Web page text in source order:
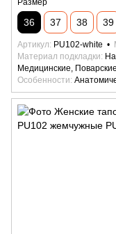
Размер
36 37 38 39
Артикул PU102-white
Материал подкладки
Медицинские,
Особенности